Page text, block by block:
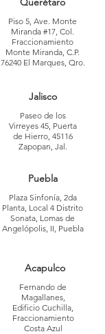
Piso 5, Ave. Monte
Miranda #17, Col.
Fraccionamiento
Monte Miranda, C.P.
76240 El Marques, Qro.
Jalisco
Paseo de los
Virreyes 45, Puerta
de Hierro, 45116
Zapopan, Jal.
Puebla
Plaza Sinfonía, 2da
Planta, Local 4 Distrito
Sonata, Lomas de
Angelópolis, II, Puebla
Acapulco
Fernando de
Magallanes,
Edificio Cuchilla,
Fraccionamiento
Costa Azul